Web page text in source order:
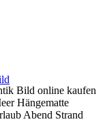
Bild online kaufen
Hängematte
Abend Strand